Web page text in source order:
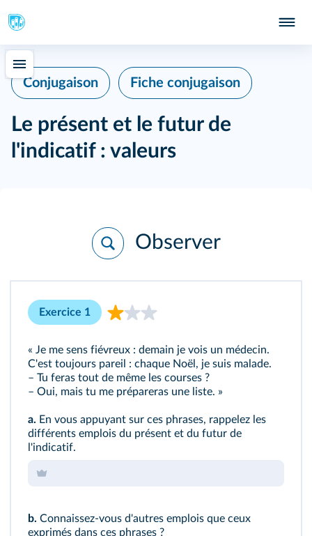
Conjugaison Fiche conjugaison
Le présent et le futur de
l'indicatif : valeurs
Observer
Exercice 1
« Je me sens fiévreux : demain je vois un médecin.
C'est toujours pareil : chaque Noël, je suis malade.
– Tu feras tout de même les courses ?
– Oui, mais tu me prépareras une liste. »
a. En vous appuyant sur ces phrases, rappelez les
différents emplois du présent et du futur de
l'indicatif.
b. Connaissez‑vous d'autres emplois que ceux
exprimés dans ces phrases ?